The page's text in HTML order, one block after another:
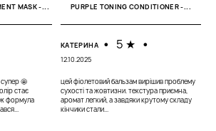
MASK -...
🤩
стає
ж формула
PURPLE TONING CONDITIONER -...
КАТЕРИНА • 5 ★ •
12.10.2025
цей фіолетовий бальзам вирішив проблему
сухості та жовтизни. текстура приємна,
аромат легкий, а завдяки крутому складу
кінчики стали...